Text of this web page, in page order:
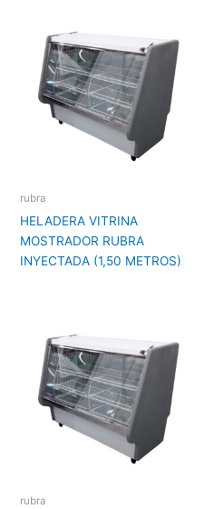
rubra
HELADERA VITRINA
MOSTRADOR RUBRA
INYECTADA (1,50 METROS)
rubra